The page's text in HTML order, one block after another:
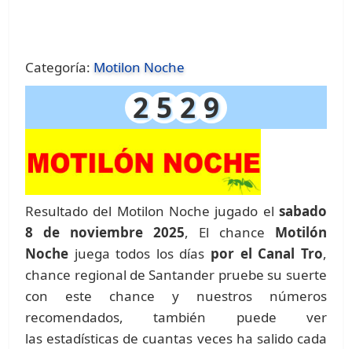
Categoría: Motilon Noche
2 5 2 9
Resultado del Motilon Noche jugado el sabado
8 de noviembre 2025, El chance Motilón
Noche juega todos los días por el Canal Tro,
chance regional de Santander pruebe su suerte
con este chance y nuestros números
recomendados, también puede ver
las estadísticas de cuantas veces ha salido cada